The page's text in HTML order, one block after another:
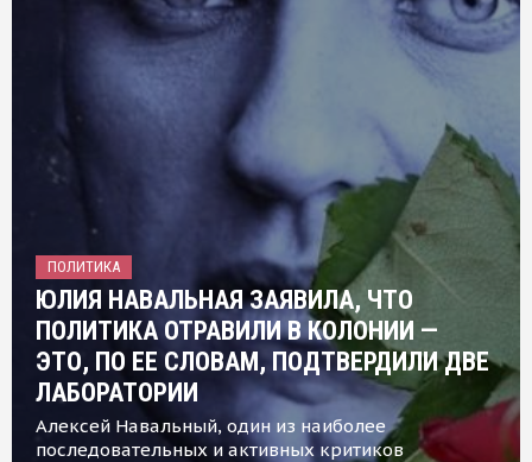
ПОЛИТИКА
ЮЛИЯ НАВАЛЬНАЯ ЗАЯВИЛА, ЧТО
ПОЛИТИКА ОТРАВИЛИ В КОЛОНИИ —
ЭТО, ПО ЕЕ СЛОВАМ, ПОДТВЕРДИЛИ ДВЕ
ЛАБОРАТОРИИ
Алексей Навальный, один из наиболее
последовательных и активных критиков